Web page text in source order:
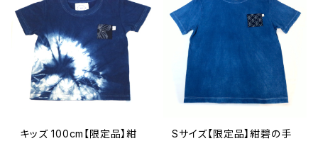
キッズ 100cm【限定品】紺
Sサイズ【限定品】紺碧の手